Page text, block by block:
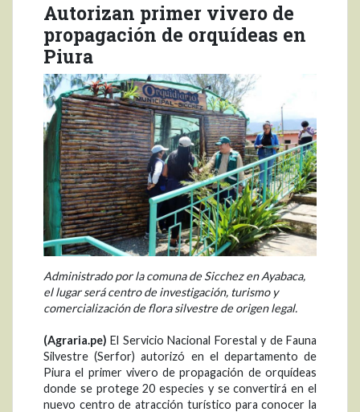
Autorizan primer vivero de
propagación de orquídeas en
Piura
Administrado por la comuna de Sicchez en Ayabaca,
el lugar será centro de investigación, turismo y
comercialización de flora silvestre de origen legal.
(Agraria.pe) El Servicio Nacional Forestal y de Fauna
Silvestre (Serfor) autorizó en el departamento de
Piura el primer vivero de propagación de orquídeas
donde se protege 20 especies y se convertirá en el
nuevo centro de atracción turístico para conocer la